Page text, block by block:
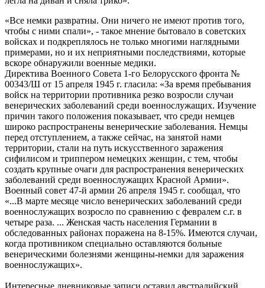
«Все немки развратны. Они ничего не имеют против того,
чтобы с ними спали», - такое мнение бытовало в советских
войсках и подкреплялось не только многими наглядными
примерами, но и их неприятными последствиями, которые
вскоре обнаружили военные медики.
Директива Военного Совета 1-го Белорусского фронта №
00343/Ш от 15 апреля 1945 г. гласила: «За время пребывания
войск на территории противника резко возросли случаи
венерических заболеваний среди военнослужащих. Изучение
причин такого положения показывает, что среди немцев
широко распространены венерические заболевания. Немцы
перед отступлением, а также сейчас, на занятой нами
территории, стали на путь искусственного заражения
сифилисом и триппером немецких женщин, с тем, чтобы
создать крупные очаги для распространения венерических
заболеваний среди военнослужащих Красной Армии».
Военный совет 47-й армии 26 апреля 1945 г. сообщал, что
«...В марте месяце число венерических заболеваний среди
военнослужащих возросло по сравнению с февралем с.г. в
четыре раза. ... Женская часть населения Германии в
обследованных районах поражена на 8-15%. Имеются случаи,
когда противником специально оставляются больные
венерическими болезнями женщины-немки для заражения
военнослужащих».
Интересные дневниковые записи оставил австралийский